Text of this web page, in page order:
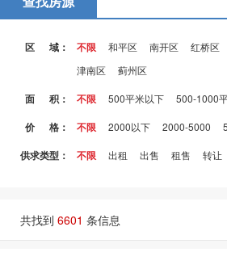
区 域： 不限 和平区 南开区 红桥区
津南区
蓟州区
面 积： 不限 500平米以下 500-1000
价 格： 不限 2000以下 2000-5000
供求类型： 不限 出租 出售 租售 转让
共找到 6601 条信息